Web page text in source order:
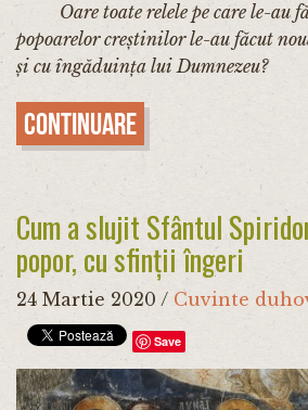
Oare toate relele pe care le-au
popoarelor creștinilor le-au făcut
și cu îngăduința lui Dumnezeu?
Continuare
Cum a slujit Sfântul
popor, cu sfinții îngeri
24 Martie 2020 / Cuvinte
Save